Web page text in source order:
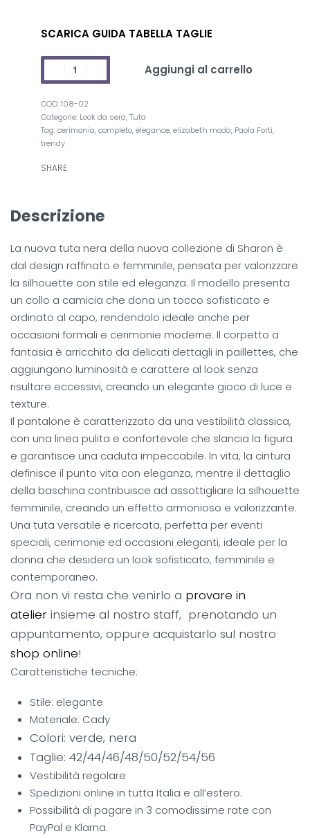
SCARICA GUIDA TABELLA TAGLIE
Aggiungi al carrello
108-02
Categorie: Look da sera,Tuta
Tag:cerimonia,completo,elegance,elizabeth moda, Paola Forti,
trendy
SHARE
Descrizione
La nuova tuta nera della nuova collezione di Sharon è
dal design raffinato e femminile, pensata per valorizzare
la silhouette con stile ed eleganza. Il modello presenta
un collo a camicia che dona un tocco sofisticato e
ordinato al capo, rendendolo ideale anche per
occasioni formali e cerimonie moderne. Il corpetto a
fantasia è arricchito da delicati dettagli in paillettes, che
aggiungono luminosità e carattere al look senza
risultare eccessivi, creando un elegante gioco di luce e
texture.
Il pantalone è caratterizzato da una vestibilità classica,
con una linea pulita e confortevole che slancia la figura
e garantisce una caduta impeccabile. In vita, la cintura
definisce il punto vita con eleganza, mentre il dettaglio
della baschina contribuisce ad assottigliare la silhouette
femminile, creando un effetto armonioso e valorizzante.
Una tuta versatile e ricercata, perfetta per eventi
speciali, cerimonie ed occasioni eleganti, ideale per la
donna che desidera un look sofisticato, femminile e
contemporaneo.
Ora non vi resta che venirlo a provare in
atelier insieme al nostro staff, prenotando un
appuntamento, oppure acquistarlo sul nostro
shop online!
Caratteristiche tecniche:
Stile: elegante
Materiale: Cady
Colori: verde, nera
Taglie: 42/44/46/48/50/52/54/56
Vestibilità regolare
Spedizioni online in tutta Italia e all’estero.
Possibilità di pagare in 3 comodissime rate con
PayPal e Klarna.